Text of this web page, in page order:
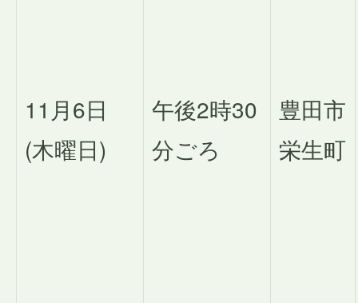
11月6日
(木曜日)
午後2時30
分ごろ
豊田市
栄生町